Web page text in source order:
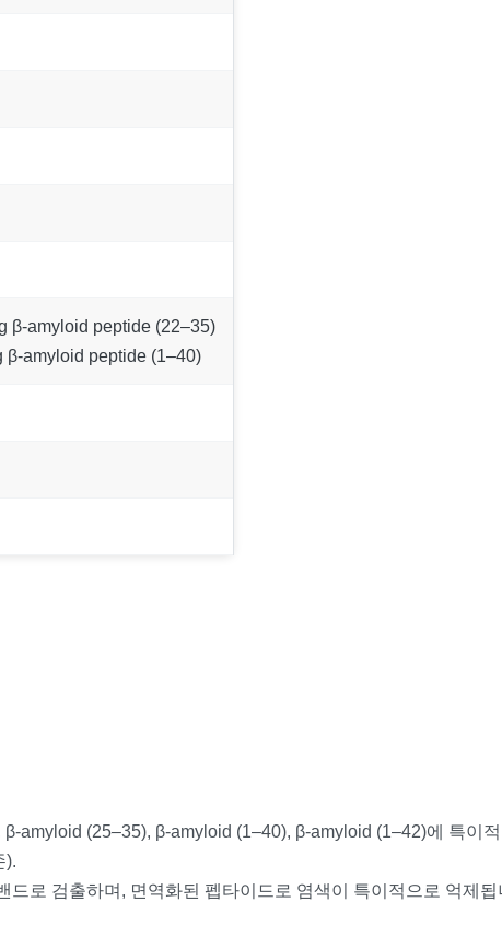
β-amyloid peptide (22–35)
β-amyloid peptide (1–40)
amyloid (25–35), β-amyloid (1–40), β-amyloid (1–42)에 특이
).
로 검출하며, 면역화된 펩타이드로 염색이 특이적으로 억제됩